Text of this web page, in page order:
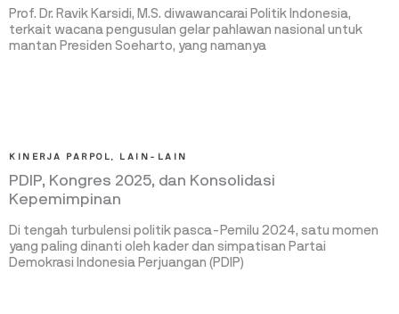
Prof. Dr. Ravik Karsidi, M.S. diwawancarai Politik Indonesia,
terkait wacana pengusulan gelar pahlawan nasional untuk
mantan Presiden Soeharto, yang namanya
KINERJA PARPOL , LAIN-LAIN
PDIP, Kongres 2025, dan Konsolidasi
Kepemimpinan
Di tengah turbulensi politik pasca-Pemilu 2024, satu momen
yang paling dinanti oleh kader dan simpatisan Partai
Demokrasi Indonesia Perjuangan (PDIP)